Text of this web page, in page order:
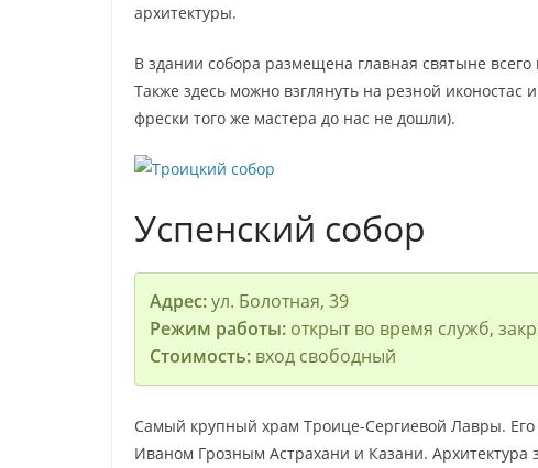
архитектуры.
В здании собора размещена главная святыне
Также здесь можно взглянуть на резной
фрески того же мастера до нас не дошли).
Успенский собор
Адрес:ул. Болотная, 39
Режим работы:открыт во время служб,
Стоимость:вход свободный
Самый крупный храм Троице-Сергиевой Лавры. Его
Иваном Грозным Астрахани и Казани. Архитектура